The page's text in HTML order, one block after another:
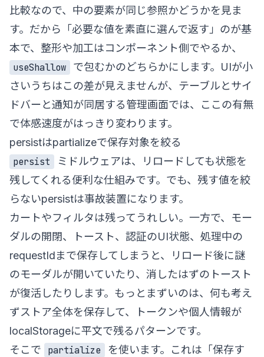
比較なので、中の要素が同じ参照かどうかを見ま
す。だから「必要な値を素直に選んで返す」のが基
本で、整形や加工はコンポーネント側でやるか、
useShallow
で包むかのどちらかにします。UIが小
さいうちはこの差が見えませんが、テーブルとサイ
ドバーと通知が同居する管理画面では、ここの有無
で体感速度がはっきり変わります。
persistはpartializeで保存対象を絞る
persist
ミドルウェアは、リロードしても状態を
残してくれる便利な仕組みです。でも、残す値を絞
らないpersistは事故装置になります。
カートやフィルタは残ってうれしい。一方で、モー
ダルの開閉、トースト、認証のUI状態、処理中の
requestIdまで保存してしまうと、リロード後に謎
のモーダルが開いていたり、消したはずのトースト
が復活したりします。もっとまずいのは、何も考え
ずストア全体を保存して、トークンや個人情報が
localStorageに平文で残るパターンです。
そこで
partialize
を使います。これは「保存す